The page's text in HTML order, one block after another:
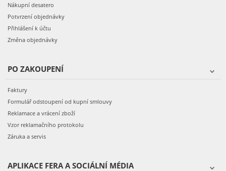
Nákupní desatero
Potvrzení objednávky
Přihlášení k účtu
Změna objednávky
PO ZAKOUPENÍ
Faktury
Formulář odstoupení od kupní smlouvy
Reklamace a vrácení zboží
Vzor reklamačního protokolu
Záruka a servis
APLIKACE FERA A SOCIÁLNÍ MÉDIA